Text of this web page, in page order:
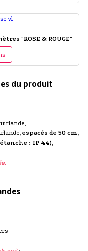
"ROSE & ROUGE"
du produit
espacés de 50 cm,
: IP 44),